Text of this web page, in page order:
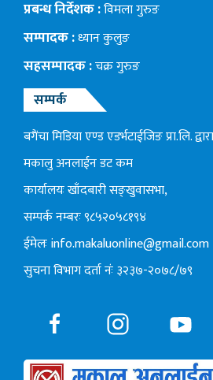
प्रबन्ध निर्देशक :विमला गुरुङ
सम्पादक :ध्यान कुलुङ
सहसम्पादक :चक्र गुरुङ
सम्पर्क
बगैंचा मिडिया एण्ड एडर्भटाईजिङ प्रा.लि.
मकालु अनलाईन डट कम
कार्यालयः खाँदबारी सङ्खुवासभा,
सम्पर्क नम्बरः ९८५२०५८१९४
ईमेलःinfo.makaluonline@gmail.com
सुचना विभाग दर्ता नंः ३२३७-२०७८/७९